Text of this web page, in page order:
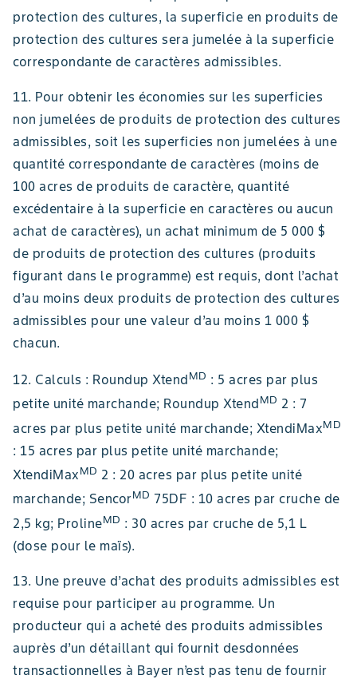
protection des cultures, la superficie en produits de
protection des cultures sera jumelée à la superficie
correspondante de caractères admissibles.
11. Pour obtenir les économies sur les superficies
non jumelées de produits de protection des cultures
admissibles, soit les superficies non jumelées à une
quantité correspondante de caractères (moins de
100 acres de produits de caractère, quantité
excédentaire à la superficie en caractères ou aucun
achat de caractères), un achat minimum de 5 000 $
de produits de protection des cultures (produits
figurant dans le programme) est requis, dont l’achat
d’au moins deux produits de protection des cultures
admissibles pour une valeur d’au moins 1 000 $
chacun.
12. Calculs : Roundup XtendMD : 5 acres par plus
petite unité marchande; Roundup XtendMD 2 : 7
acres par plus petite unité marchande; XtendiMaxMD
: 15 acres par plus petite unité marchande;
XtendiMaxMD 2 : 20 acres par plus petite unité
marchande; SencorMD 75DF : 10 acres par cruche de
2,5 kg; ProlineMD : 30 acres par cruche de 5,1 L
(dose pour le maïs).
13. Une preuve d’achat des produits admissibles est
requise pour participer au programme. Un
producteur qui a acheté des produits admissibles
auprès d’un détaillant qui fournit desdonnées
transactionnelles à Bayer n’est pas tenu de fournir